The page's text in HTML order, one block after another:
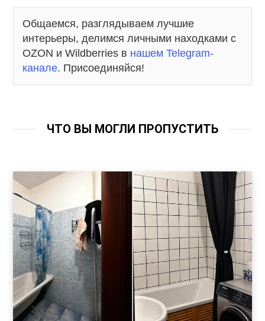
Общаемся, разглядываем лучшие
интерьеры, делимся личными находками с
OZON и Wildberries в нашем Telegram-
канале. Присоединяйся!
ЧТО ВЫ МОГЛИ ПРОПУСТИТЬ